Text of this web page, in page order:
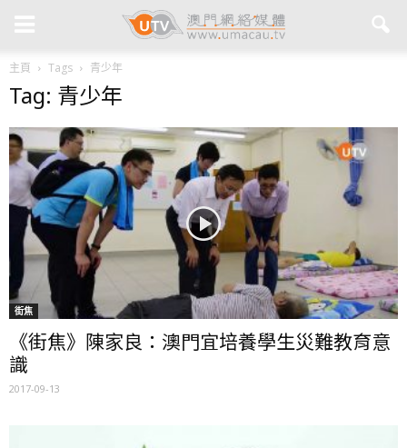
主頁 Tags 青少年
Tag: 青少年
街焦
《街焦》陳家良：澳門宜培養學生災難教育意
識
2017-09-13